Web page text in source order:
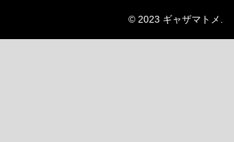
© 2023 ギャザマトメ.